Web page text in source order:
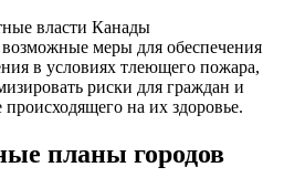
власти Канады
меры для обеспечения
в условиях тлеющего пожара,
риски для граждан и
происходящего на их здоровье.
планы городов